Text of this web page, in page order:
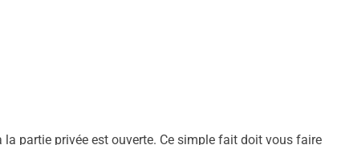
la partie privée est ouverte. Ce simple fait doit vous faire